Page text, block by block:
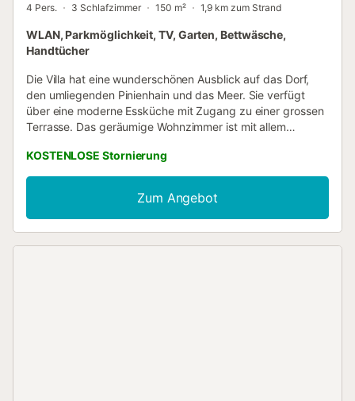
4 Pers. 3 Schlafzimmer 150 m² 1,9 km zum Strand
WLAN, Parkmöglichkeit, TV, Garten, Bettwäsche,
Handtücher
Die Villa hat eine wunderschönen Ausblick auf das Dorf,
den umliegenden Pinienhain und das Meer. Sie verfügt
über eine moderne Essküche mit Zugang zu einer grossen
Terrasse. Das geräumige Wohnzimmer ist mit allem
direkten Zugang zum Garten sowie einen weiteren
Ausgang zu einer grossen Sonnenterrasse. Im
Erdgeschoss befindet sich ebenfalls ein Bad. Im ersten
Stock befindet sich eine Suite (grosses Doppelbett und
Badezimmer), ein Zweibettzimmer, im zweiten Stock ein
KOSTENLOSE Stornierung
Zum Angebot